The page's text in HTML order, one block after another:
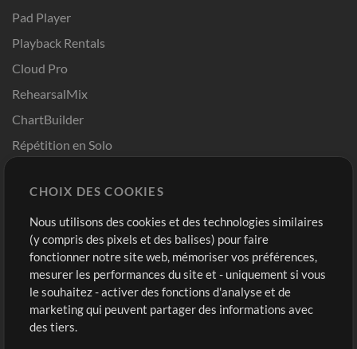
Pad Player
Playback Rentals
Cloud Pro
RehearsalMix
ChartBuilder
Répétition en Solo
Modèles ProPresenter
Sons
Boutique
Acheter des crédits
Contenu gratuit
Demander les pistes
Compte
Connexion
S'inscrire
CHOIX DES COOKIES
Nous utilisons des cookies et des technologies similaires
(y compris des pixels et des balises) pour faire
fonctionner notre site web, mémoriser vos préférences,
mesurer les performances du site et - uniquement si vous
le souhaitez - activer des fonctions d'analyse et de
marketing qui peuvent partager des informations avec
des tiers.